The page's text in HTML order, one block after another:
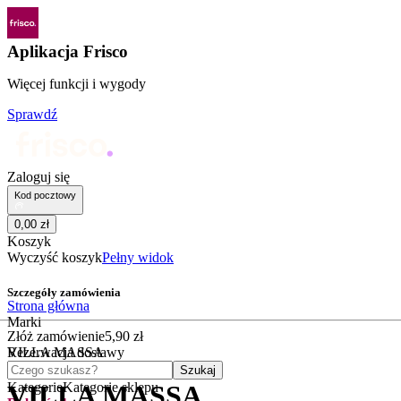
Aplikacja Frisco
Więcej funkcji i wygody
Sprawdź
Zaloguj się
Kod pocztowy
0,00 zł
Koszyk
Wyczyść koszykPełny widok
Szczegóły zamówienia
Złóż zamówienie5,90 zł
Rezerwacja dostawy
Czego szukasz?
Szukaj
KategorieKategorie sklepu
Strona główna
Marki
VILLA MASSA